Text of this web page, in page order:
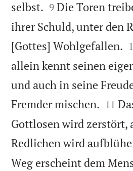
selbst. 

9 Die Toren
ihrer Schuld, unter den
[Gottes] Wohlgefallen.
allein kennt seinen
und auch in seine
Fremder mischen. 

11
Gottlosen wird zerstört,
Redlichen wird
Weg erscheint dem